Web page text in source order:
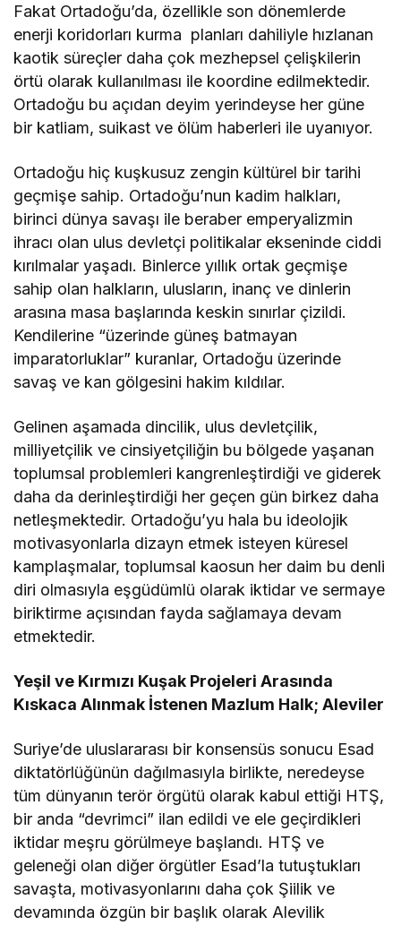
Fakat Ortadoğu’da, özellikle son dönemlerde
enerji koridorları kurma planları dahiliyle hızlanan
kaotik süreçler daha çok mezhepsel çelişkilerin
örtü olarak kullanılması ile koordine edilmektedir.
Ortadoğu bu açıdan deyim yerindeyse her güne
bir katliam, suikast ve ölüm haberleri ile uyanıyor.
Ortadoğu hiç kuşkusuz zengin kültürel bir tarihi
geçmişe sahip. Ortadoğu’nun kadim halkları,
birinci dünya savaşı ile beraber emperyalizmin
ihracı olan ulus devletçi politikalar ekseninde ciddi
kırılmalar yaşadı. Binlerce yıllık ortak geçmişe
sahip olan halkların, ulusların, inanç ve dinlerin
arasına masa başlarında keskin sınırlar çizildi.
Kendilerine “üzerinde güneş batmayan
imparatorluklar” kuranlar, Ortadoğu üzerinde
savaş ve kan gölgesini hakim kıldılar.
Gelinen aşamada dincilik, ulus devletçilik,
milliyetçilik ve cinsiyetçiliğin bu bölgede yaşanan
toplumsal problemleri kangrenleştirdiği ve giderek
daha da derinleştirdiği her geçen gün birkez daha
netleşmektedir. Ortadoğu’yu hala bu ideolojik
motivasyonlarla dizayn etmek isteyen küresel
kamplaşmalar, toplumsal kaosun her daim bu denli
diri olmasıyla eşgüdümlü olarak iktidar ve sermaye
biriktirme açısından fayda sağlamaya devam
etmektedir.
Yeşil ve Kırmızı Kuşak Projeleri Arasında
Kıskaca Alınmak İstenen Mazlum Halk; Aleviler
Suriye’de uluslararası bir konsensüs sonucu Esad
diktatörlüğünün dağılmasıyla birlikte, neredeyse
tüm dünyanın terör örgütü olarak kabul ettiği HTŞ,
bir anda “devrimci” ilan edildi ve ele geçirdikleri
iktidar meşru görülmeye başlandı. HTŞ ve
geleneği olan diğer örgütler Esad’la tutuştukları
savaşta, motivasyonlarını daha çok Şiilik ve
devamında özgün bir başlık olarak Alevilik